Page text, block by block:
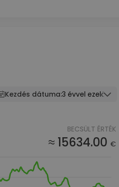
Kezdés dátuma:3 évvel ezelőtt
BECSÜLT ÉRTÉK
≈ 15634.00 €